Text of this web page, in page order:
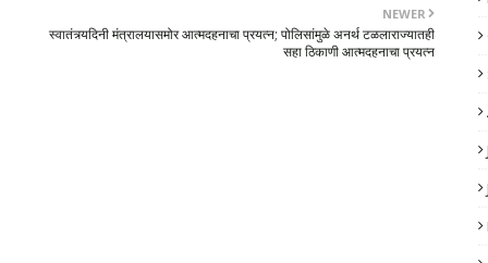
NEWER
स्वातंत्र्यदिनी मंत्रालयासमोर आत्मदहनाचा प्रयत्न; पोलिसांमुळे अनर्थ टळलाराज्यातही
सहा ठिकाणी आत्मदहनाचा प्रयत्न